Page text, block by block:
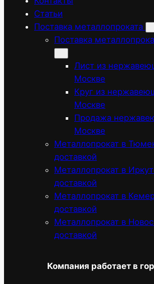
Статьи
Поставка металлопроката
Поставка
Лист из
Москве
Круг из
Москве
Продажа
Москве
Металлопрокат в
доставкой
Металлопрокат в
доставкой
Металлопрокат в
доставкой
Металлопрокат в
доставкой
Компания работает в